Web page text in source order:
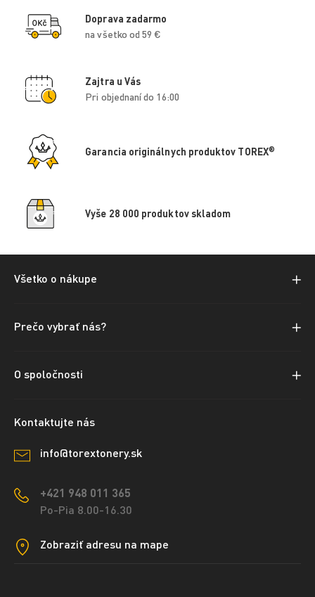
Doprava zadarmo
na všetko od 59 €
Zajtra u Vás
Pri objednaní do 16:00
Garancia originálnych produktov TOREX®
Vyše 28 000 produktov skladom
Všetko o nákupe
Prečo vybrať nás?
O spoločnosti
Kontaktujte nás
info@torextonery.sk
+421 948 011 365
Po-Pia 8.00-16.30
Zobraziť adresu na mape